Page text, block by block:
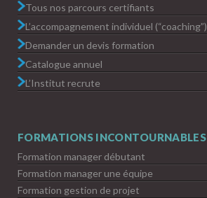
Tous nos parcours certifiants
L’accompagnement individuel (“coaching”)
Demander un devis formation
Catalogue annuel
L’Institut recrute
FORMATIONS INCONTOURNABLES
Formation manager débutant
Formation manager une équipe
Formation gestion de projet